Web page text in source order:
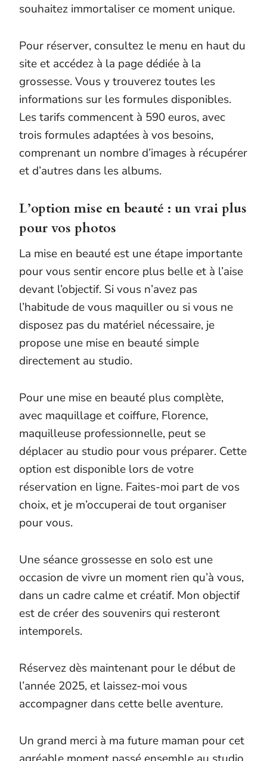
souhaitez immortaliser ce moment unique.
Pour réserver, consultez le menu en haut du
site et accédez à la page dédiée à la
grossesse. Vous y trouverez toutes les
informations sur les formules disponibles.
Les tarifs commencent à 590 euros, avec
trois formules adaptées à vos besoins,
comprenant un nombre d’images à récupérer
et d’autres dans les albums.
L’option mise en beauté : un vrai plus
pour vos photos
La mise en beauté est une étape importante
pour vous sentir encore plus belle et à l’aise
devant l’objectif. Si vous n’avez pas
l’habitude de vous maquiller ou si vous ne
disposez pas du matériel nécessaire, je
propose une mise en beauté simple
directement au studio.
Pour une mise en beauté plus complète,
avec maquillage et coiffure, Florence,
maquilleuse professionnelle, peut se
déplacer au studio pour vous préparer. Cette
option est disponible lors de votre
réservation en ligne. Faites-moi part de vos
choix, et je m’occuperai de tout organiser
pour vous.
Une séance grossesse en solo est une
occasion de vivre un moment rien qu’à vous,
dans un cadre calme et créatif. Mon objectif
est de créer des souvenirs qui resteront
intemporels.
Réservez dès maintenant pour le début de
l’année 2025, et laissez-moi vous
accompagner dans cette belle aventure.
Un grand merci à ma future maman pour cet